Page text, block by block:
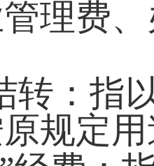
理费、
转：指
规定